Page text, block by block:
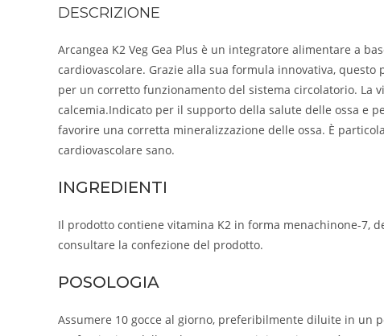
DESCRIZIONE
Arcangea K2 Veg Gea Plus è un integratore alimentare a
cardiovascolare. Grazie alla sua formula innovativa,
per un corretto funzionamento del sistema circolatorio. La
calcemia.Indicato per il supporto della salute delle ossa e
favorire una corretta mineralizzazione delle ossa. È
cardiovascolare sano.
INGREDIENTI
Il prodotto contiene vitamina K2 in forma menachinone-7,
consultare la confezione del prodotto.
POSOLOGIA
Assumere 10 gocce al giorno, preferibilmente diluite in un